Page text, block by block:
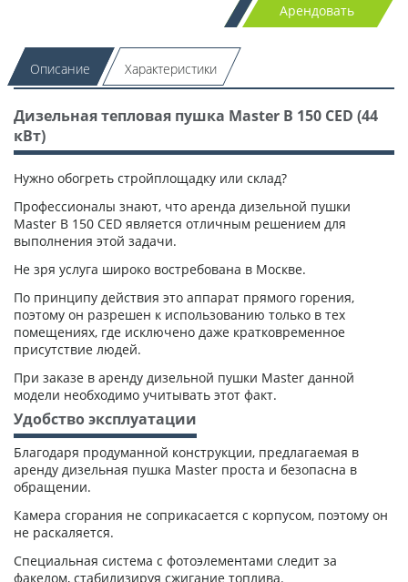
Арендовать
Описание Характеристики
Дизельная тепловая пушка Master B 150 CED (44
кВт)
Нужно обогреть стройплощадку или склад?
Профессионалы знают, что аренда дизельной пушки
Master B 150 CED является отличным решением для
выполнения этой задачи.
Не зря услуга широко востребована в Москве.
По принципу действия это аппарат прямого горения,
поэтому он разрешен к использованию только в тех
помещениях, где исключено даже кратковременное
присутствие людей.
При заказе в аренду дизельной пушки Master данной
модели необходимо учитывать этот факт.
Удобство эксплуатации
Благодаря продуманной конструкции, предлагаемая в
аренду дизельная пушка Master проста и безопасна в
обращении.
Камера сгорания не соприкасается с корпусом, поэтому он
не раскаляется.
Специальная система с фотоэлементами следит за
факелом, стабилизируя сжигание топлива.